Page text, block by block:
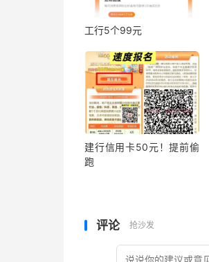
工行5个99元
建行信用卡50元！提前偷
跑
评论 抢沙发